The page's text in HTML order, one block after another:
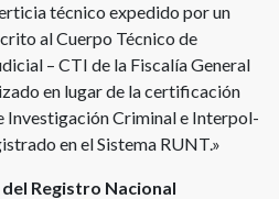
técnico expedido por un
al Cuerpo Técnico de
– CTI de la Fiscalía General
en lugar de la certificación
Investigación Criminal e Interpol-
en el Sistema RUNT.»
Registro Nacional